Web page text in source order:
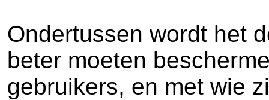
Ondertussen wordt het
beter moeten
gebruikers, en met wie